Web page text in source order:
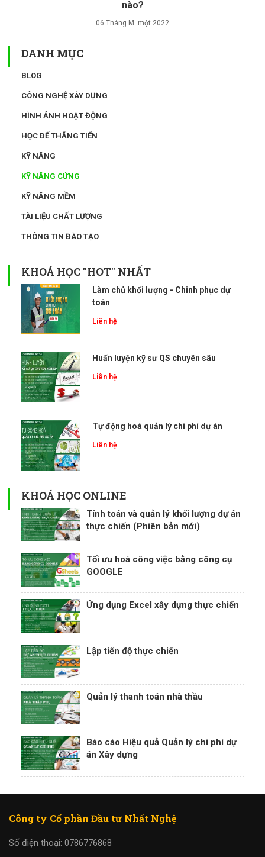
nào?
06 Tháng M. một 2022
DANH MỤC
BLOG
CÔNG NGHỆ XÂY DỰNG
HÌNH ẢNH HOẠT ĐỘNG
HỌC ĐỂ THĂNG TIẾN
KỸ NĂNG
KỸ NĂNG CỨNG
KỸ NĂNG MỀM
TÀI LIỆU CHẤT LƯỢNG
THÔNG TIN ĐÀO TẠO
KHOÁ HỌC "HOT" NHẤT
Làm chủ khối lượng - Chinh phục dự
toán
Liên hệ
Huấn luyện kỹ sư QS chuyên sâu
Liên hệ
Tự động hoá quản lý chi phí dự án
Liên hệ
KHOÁ HỌC ONLINE
Tính toán và quản lý khối lượng dự án
thực chiến (Phiên bản mới)
Tối ưu hoá công việc bằng công cụ
GOOGLE
Ứng dụng Excel xây dựng thực chiến
Lập tiến độ thực chiến
Quản lý thanh toán nhà thầu
Báo cáo Hiệu quả Quản lý chi phí dự
án Xây dựng
Công ty Cổ phần Đầu tư Nhất Nghệ
Số điện thoại: 0786776868